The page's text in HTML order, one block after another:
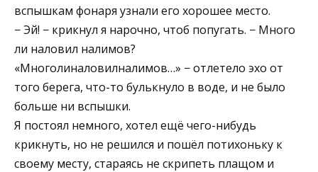
вспышкам фонаря узнали его хорошее место.
− Эй! − крикнул я нарочно, чтоб попугать. − Много
ли наловил налимов?
«Многолиналовилналимов…» − отлетело эхо от
того берега, что-то булькнуло в воде, и не было
больше ни вспышки.
Я постоял немного, хотел ещё чего-нибудь
крикнуть, но не решился и пошёл потихоньку к
своему месту, стараясь не скрипеть плащом и